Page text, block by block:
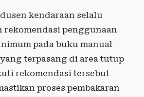
kendaraan selalu
rekomendasi penggunaan
pada buku manual
terpasang di area tutup
rekomendasi tersebut
proses pembakaran